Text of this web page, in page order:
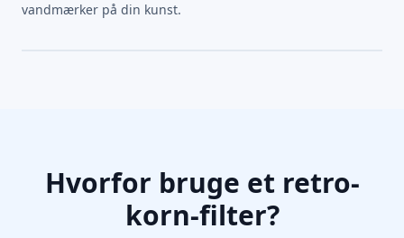
vandmærker på din kunst.
Hvorfor bruge et retro-
korn-filter?